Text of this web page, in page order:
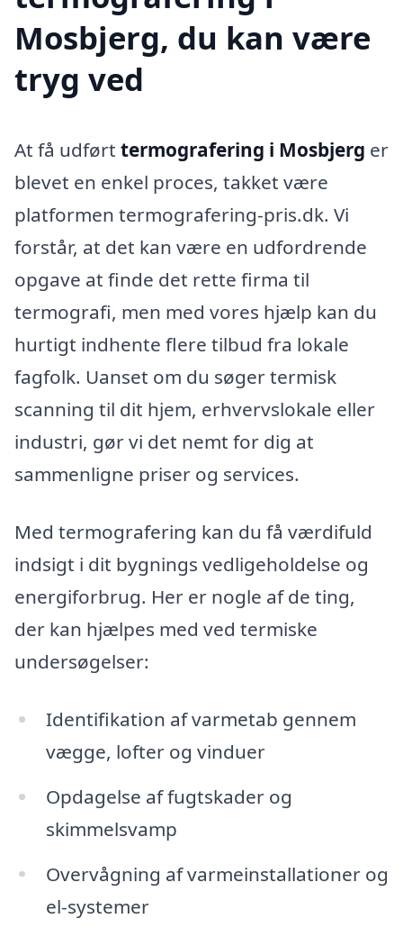
Mosbjerg, du kan være
tryg ved
At få udført termografering i Mosbjerg er
blevet en enkel proces, takket være
platformen termografering-pris.dk. Vi
forstår, at det kan være en udfordrende
opgave at finde det rette firma til
termografi, men med vores hjælp kan du
hurtigt indhente flere tilbud fra lokale
fagfolk. Uanset om du søger termisk
scanning til dit hjem, erhvervslokale eller
industri, gør vi det nemt for dig at
sammenligne priser og services.
Med termografering kan du få værdifuld
indsigt i dit bygnings vedligeholdelse og
energiforbrug. Her er nogle af de ting,
der kan hjælpes med ved termiske
undersøgelser:
Identifikation af varmetab gennem
vægge, lofter og vinduer
Opdagelse af fugtskader og
skimmelsvamp
Overvågning af varmeinstallationer og
el-systemer